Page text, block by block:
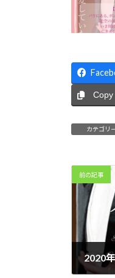
Copy
カテゴリ
前の記事